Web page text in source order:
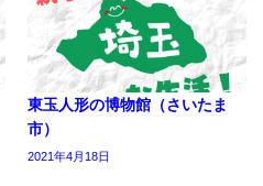
東玉人形の博物館（さいたま
市）
2021年4月18日